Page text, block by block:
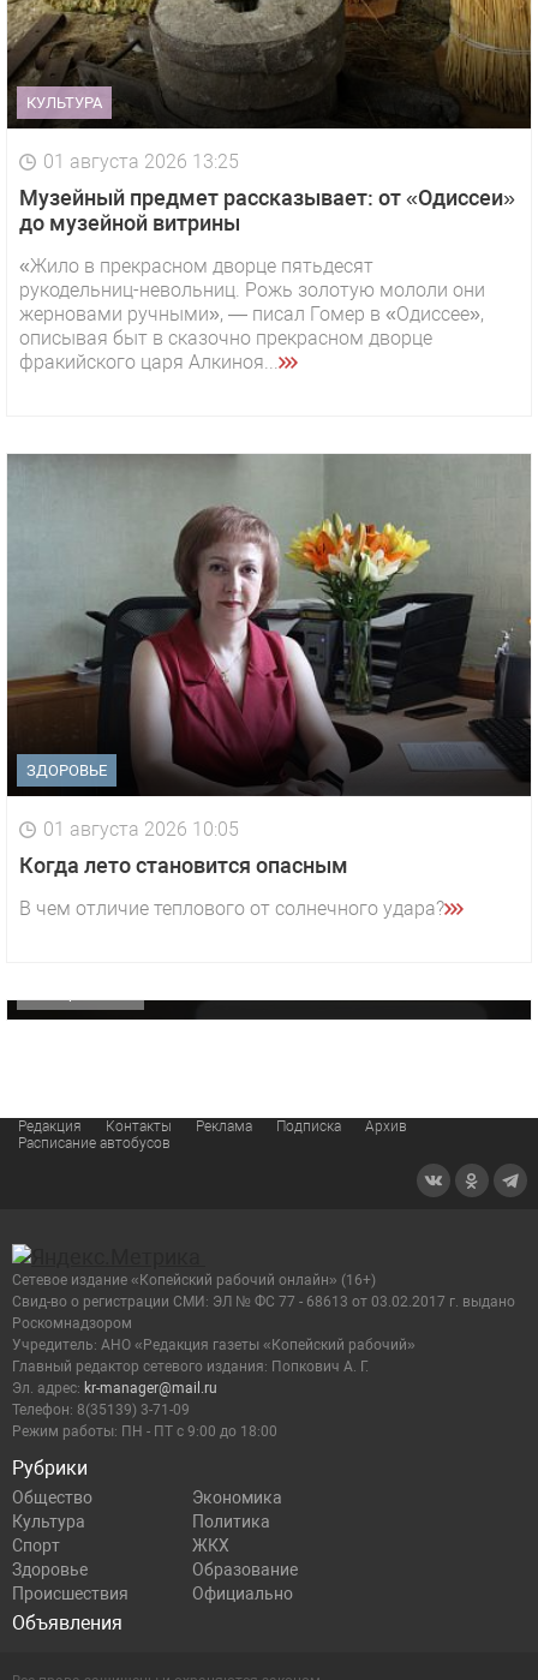
КУЛЬТУРА
01 августа 2026 13:25
Музейный предмет рассказывает: от «Одиссеи»
до музейной витрины
«Жило в прекрасном дворце пятьдесят
рукодельниц-невольниц. Рожь золотую мололи они
жерновами ручными», — писал Гомер в «Одиссее»,
описывая быт в сказочно прекрасном дворце
фракийского царя Алкиноя...
ЗДОРОВЬЕ
01 августа 2026 10:05
Когда лето становится опасным
В чем отличие теплового от солнечного удара?
«Звезда» Метрана стала главным героем нового
Редакция Контакты Реклама Подписка
Архив
Расписание автобусов
Рубрики
Общество
Экономика
Культура
Политика
Спорт
ЖКХ
Здоровье
Образование
Происшествия
Официально
Объявления
Сетевое издание «Копейский рабочий онлайн» (16+)
Cвид-во о регистрации СМИ: ЭЛ № ФС 77 - 68613 от 03.02.2017 г. выдано
Роскомнадзором
Учредитель: АНО «Редакция газеты «Копейский рабочий»
Главный редактор сетевого издания: Попкович А. Г.
Эл. адрес: kr-manager@mail.ru
Телефон: 8(35139) 3-71-09
Режим работы: ПН - ПТ с 9:00 до 18:00